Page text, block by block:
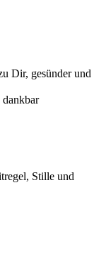
Dir, gesünder und
Stille und